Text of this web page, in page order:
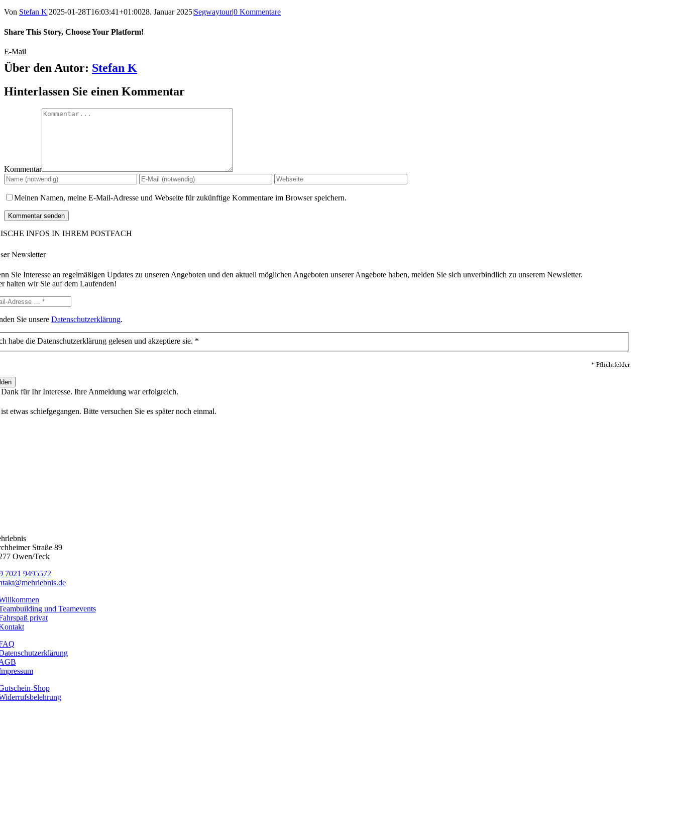
Von Stefan K|2025-01-28T16:03:41+01:0028. Januar 2025|Segwaytour|0 Kommentare
Share This Story, Choose Your Platform!
E-Mail
Über den Autor: Stefan K
Hinterlassen Sie einen Kommentar
Kommentar
Meinen Namen, meine E-Mail-Adresse und Webseite für zukünftige Kommentare im Browser speichern.
INFOS IN IHREM POSTFACH
Newsletter
Sie Interesse an regelmäßigen Updates zu unseren Angeboten und den aktuell möglichen Angeboten unserer Angebote haben, melden Sie sich unverbindlich zu unserem Newsletter.
halten wir Sie auf dem Laufenden!
Sie unsere Datenschutzerklärung.
habe die Datenschutzerklärung gelesen und akzeptiere sie. *
* Pflichtfelder
für Ihr Interesse. Ihre Anmeldung war erfolgreich.
etwas schiefgegangen. Bitte versuchen Sie es später noch einmal.
Straße 89
Owen/Teck
7021 9495572‬
und Teamevents
privat
Shop